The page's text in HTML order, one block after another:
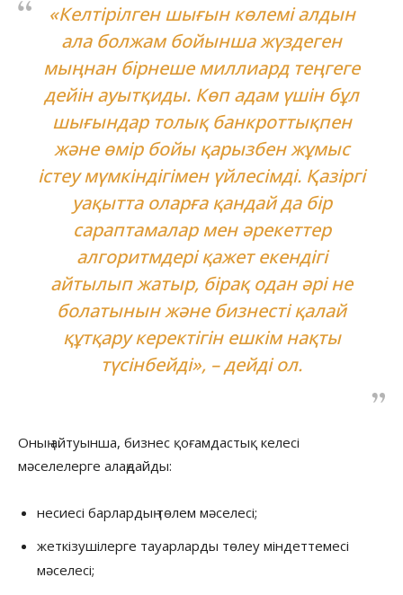
«Келтірілген шығын көлемі алдын
ала болжам бойынша жүздеген
мыңнан бірнеше миллиард теңгеге
дейін ауытқиды. Көп адам үшін бұл
шығындар толық банкроттықпен
және өмір бойы қарызбен жұмыс
істеу мүмкіндігімен үйлесімді. Қазіргі
уақытта оларға қандай да бір
сараптамалар мен әрекеттер
алгоритмдері қажет екендігі
айтылып жатыр, бірақ одан әрі не
болатынын және бизнесті қалай
құтқару керектігін ешкім нақты
түсінбейді», – дейді ол.
Оның айтуынша, бизнес қоғамдастық келесі
мәселелерге алаңдайды:
несиесі барлардың төлем мәселесі;
жеткізушілерге тауарларды төлеу міндеттемесі
мәселесі;